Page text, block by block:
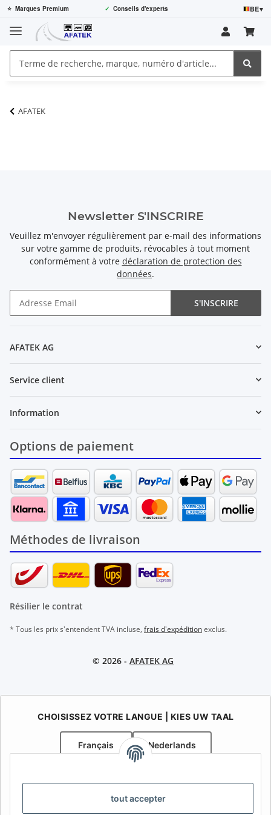
⭐ Marques Premium ✓ Conseils d'experts BE▾
tout accepter
AFATEK
Newsletter S'INSCRIRE
Veuillez m'envoyer régulièrement par e-mail des informations
sur votre gamme de produits, révocables à tout moment
conformément à votre déclaration de protection des
données.
S'INSCRIRE
AFATEK AG
Service client
Information
Options de paiement
Méthodes de livraison
Résilier le contrat
* Tous les prix s'entendent TVA incluse, frais d'expéditionexclus.
© 2026 - AFATEK AG
CHOISISSEZ VOTRE LANGUE | KIES UW TAAL
Français Nederlands
specialist in onderdelen voor aanhangwagens